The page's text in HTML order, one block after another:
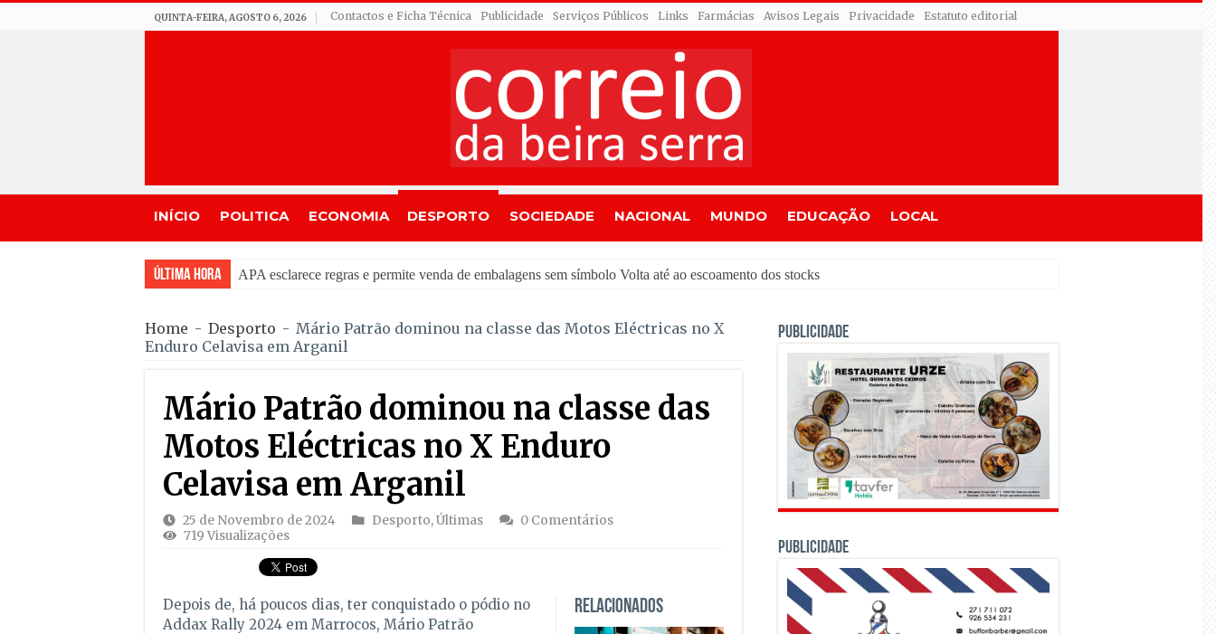
QUINTA-FEIRA, AGOSTO 6, 2026 Contactos e Ficha Técnica Publicidade Serviços Públicos Links Farmácias Avisos Legais Privacidade Estatuto editorial
INÍCIO POLITICA ECONOMIA DESPORTO SOCIEDADE NACIONAL MUNDO EDUCAÇÃO LOCAL
Última Hora JamBeiras levou 1.50
Home - Desporto - Mário Patrão dominou na classe das Motos Eléctricas no X
Enduro Celavisa em Arganil
Mário Patrão dominou na classe das
Motos Eléctricas no X Enduro
Celavisa em Arganil
25 de Novembro de 2024 Desporto,Últimas
0 Comentários
719 Visualizações
Relacionados
Depois de, há poucos dias, ter conquistado o pódio no
Addax Rally 2024 em Marrocos, Mário Patrão
PUBLICIDADE
PUBLICIDADE